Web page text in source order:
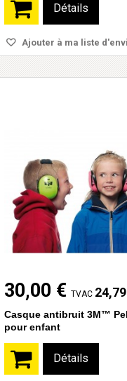
Détails
Ajouter à ma liste
30,00 € TVAC
Casque antibruit 3M™
pour enfant
Détails